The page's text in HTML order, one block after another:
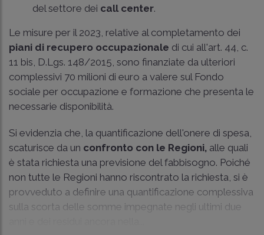
del settore dei call center.
Le misure per il 2023, relative al completamento dei
piani di recupero occupazionale di cui all'art. 44, c.
11 bis, D.Lgs. 148/2015, sono finanziate da ulteriori
complessivi 70 milioni di euro a valere sul Fondo
sociale per occupazione e formazione che presenta le
necessarie disponibilità.
Si evidenzia che, la quantificazione dell'onere di spesa,
scaturisce da un confronto con le Regioni, alle quali
è stata richiesta una previsione del fabbisogno. Poiché
non tutte le Regioni hanno riscontrato la richiesta, si è
provveduto a definire una quantificazione complessiva
sulla scorta delle somme impegnate negli ultimi due